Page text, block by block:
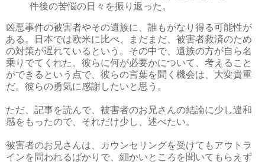
件後の苦悩の日々を振り返った。
凶悪事件の被害者やその遺族に、誰もがなり得る可能性が
ある。日本では欧米に比べ、まだまだ、被害者救済のため
の対策が遅れているという。その中で、遺族の方が自ら名
乗りでてくれた。彼らに何が必要かについて、考えること
ができるという点で、彼らの言葉を聞く機会は、大変貴重
だ。彼らの勇気に感謝したいと思う。
ただ、記事を読んで、被害者のお兄さんの結論に少し違和
感をもったので、それだけ少し、述べたい。
被害者のお兄さんは、カウンセリングを受けてもアウトラ
インを問われるばかりで、細かいところを聞いてもらえず